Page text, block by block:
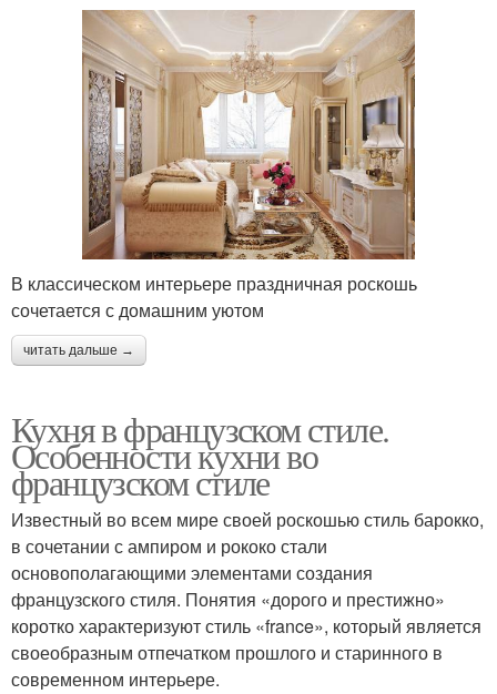
В классическом интерьере праздничная роскошь
сочетается с домашним уютом
читать дальше →
Кухня в французском стиле.
Особенности кухни во
французском стиле
Известный во всем мире своей роскошью стиль барокко,
в сочетании с ампиром и рококо стали
основополагающими элементами создания
французского стиля. Понятия «дорого и престижно»
коротко характеризуют стиль «france», который является
своеобразным отпечатком прошлого и старинного в
современном интерьере.